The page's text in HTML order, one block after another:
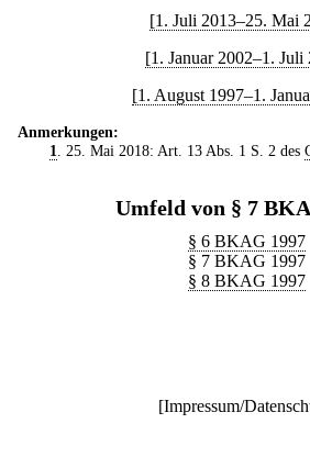
[1. Juli 2013–25. Mai
[1. Januar 2002–1. Juli
[1. August 1997–1.
Anmerkungen:
1
. 25. Mai 2018: Art. 13 Abs. 1 S. 2 des
Umfeld von § 7
§ 6 BKAG 1997
§ 7 BKAG 1997
§ 8 BKAG 1997
[Impressum/